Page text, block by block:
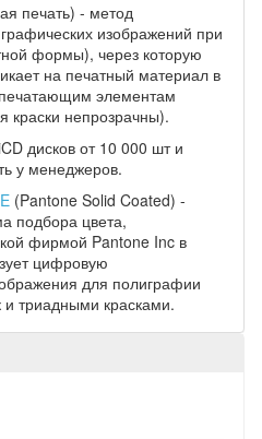
печать) - метод
изображений при
формы), через которую
на печатный материал в
элементам
краски непрозрачны).
дисков от 10 000 шт и
у менеджеров.
(Pantone Solid Coated) -
подбора цвета,
фирмой Pantone Inc в
цифровую
для полиграфии
и триадными красками.